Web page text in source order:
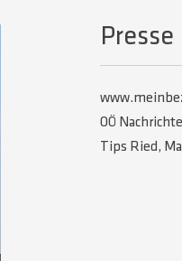
Presse
OÖ
Tips Ried,